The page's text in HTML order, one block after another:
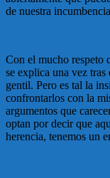
de nuestra
Con el mucho respeto
se explica una vez tras
gentil. Pero es tal la
confrontarlos con la
argumentos que
optan por decir que
herencia, tenemos un